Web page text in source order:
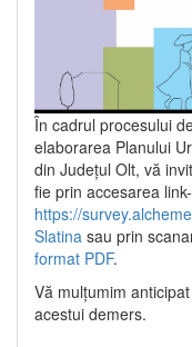
În cadrul procesului
elaborarea Planului
din Județul Olt, vă
fie prin accesarea
https://
Slatina sau prin
format PDF.
Vă mulţumim
acestui demers.